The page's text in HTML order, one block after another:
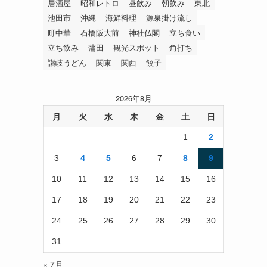
居酒屋
昭和レトロ 昼飲み 朝飲み
東北
池田市
沖縄 海鮮料理
源泉掛け流し
町中華
石橋阪大前 神社仏閣
立ち食い
立ち飲み
蒲田 観光スポット
角打ち
讃岐うどん
関東 関西 餃子
2026年8月
月 火 水 木 金 土 日
1 2
3 4 5 6 7 8 9
10 11 12 13 14 15 16
17 18 19 20 21 22 23
24 25 26 27 28 29 30
31
« 7月